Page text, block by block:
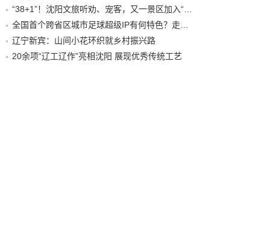
辽宁新宾：山间小花环织就乡村振兴路
20余项“辽工辽作”亮相沈阳 展现优秀传统工艺